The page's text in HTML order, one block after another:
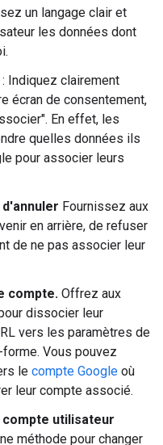
un langage clair et
les données dont
: Indiquez clairement
écran de consentement,
En effet, les
quelles données ils
pour associer leurs
Fournissez aux
en arrière, de refuser
de ne pas associer leur
compte. Offrez aux
dissocier leur
vers les paramètres de
Vous pouvez
le compte Google où
leur compte associé.
utilisateur
méthode pour changer